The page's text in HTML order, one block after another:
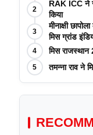
2
RAK ICC ने
किया
3
मीनाक्षी
मिस ग्रांड
4 मिस
5 तमन्ना राव ने